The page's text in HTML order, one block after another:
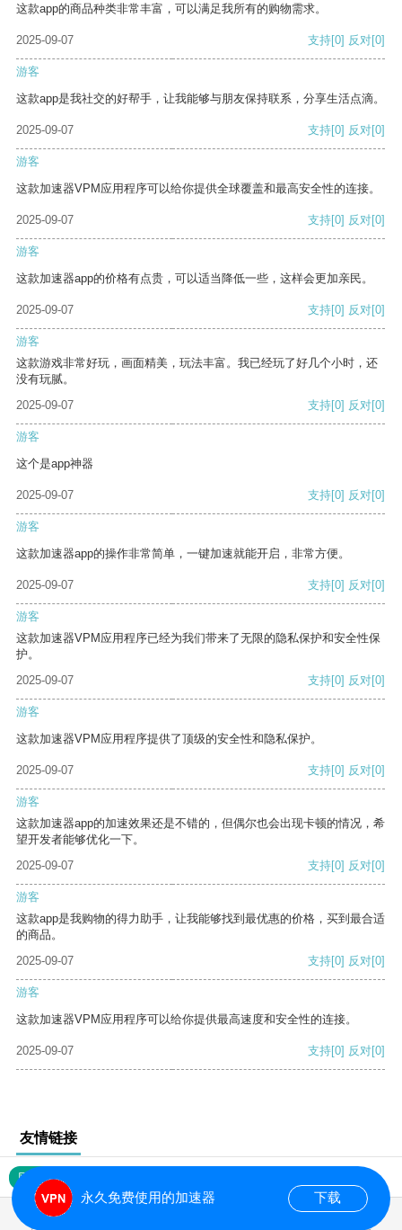
这款app的商品种类非常丰富，可以满足我所有的购物需求。
2025-09-07 支持[0] 反对[0]
游客
这款app是我社交的好帮手，让我能够与朋友保持联系，分享生活点滴。
2025-09-07 支持[0] 反对[0]
游客
这款加速器VPM应用程序可以给你提供全球覆盖和最高安全性的连接。
2025-09-07 支持[0] 反对[0]
游客
这款加速器app的价格有点贵，可以适当降低一些，这样会更加亲民。
2025-09-07 支持[0] 反对[0]
游客
这款游戏非常好玩，画面精美，玩法丰富。我已经玩了好几个小时，还
没有玩腻。
2025-09-07
支持[0] 反对[0]
游客
这个是app神器
2025-09-07 支持[0] 反对[0]
游客
这款加速器app的操作非常简单，一键加速就能开启，非常方便。
2025-09-07 支持[0] 反对[0]
游客
这款加速器VPM应用程序已经为我们带来了无限的隐私保护和安全性保
护。
2025-09-07
支持[0] 反对[0]
游客
这款加速器VPM应用程序提供了顶级的安全性和隐私保护。
2025-09-07 支持[0] 反对[0]
游客
这款加速器app的加速效果还是不错的，但偶尔也会出现卡顿的情况，希
望开发者能够优化一下。
2025-09-07
支持[0] 反对[0]
游客
这款app是我购物的得力助手，让我能够找到最优惠的价格，买到最合适
的商品。
2025-09-07
支持[0] 反对[0]
游客
这款加速器VPM应用程序可以给你提供最高速度和安全性的连接。
2025-09-07 支持[0] 反对[0]
友情链接
网站地图
永久免费使用的加速器 下载